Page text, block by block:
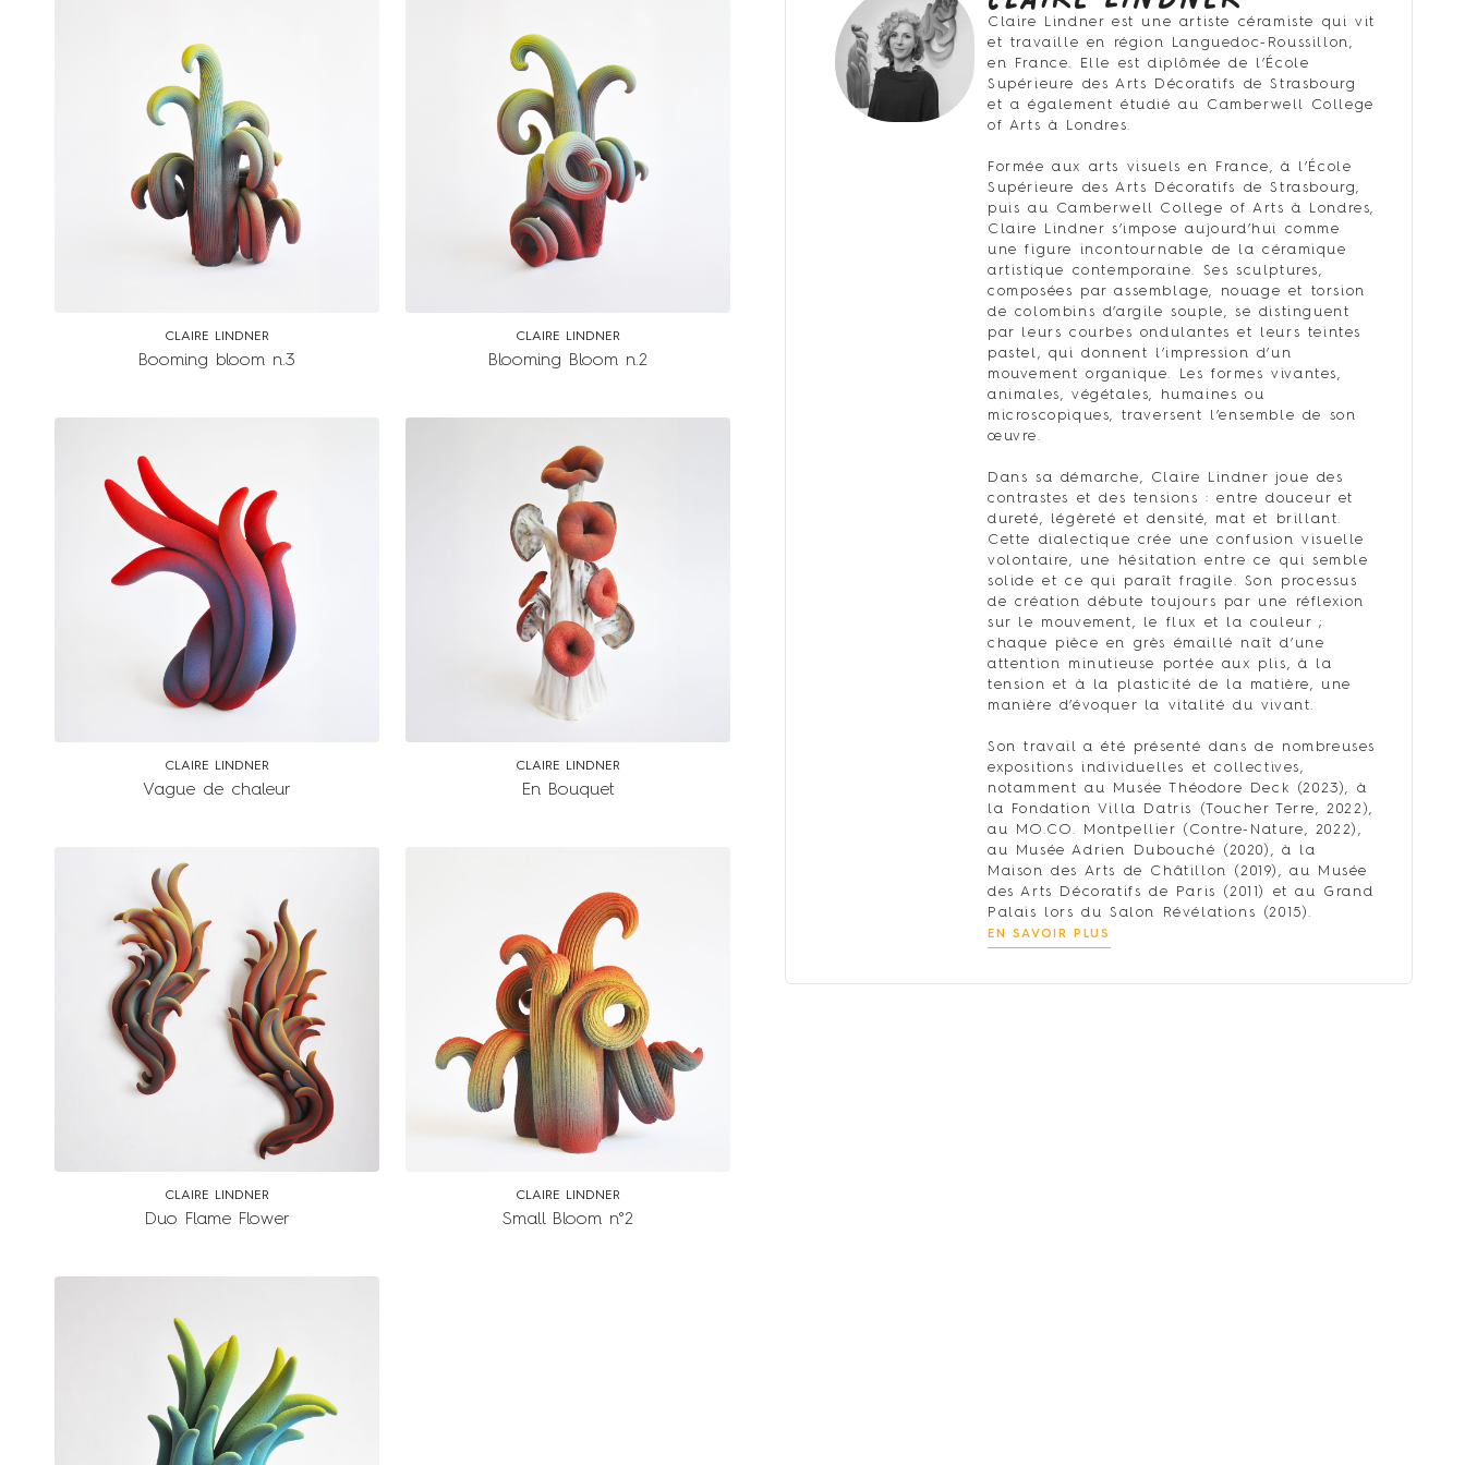
Claire Lindner est une artiste céramiste qui vit
et travaille en région Languedoc-Roussillon,
en France. Elle est diplômée de l’École
Supérieure des Arts Décoratifs de Strasbourg
et a également étudié au Camberwell College
of Arts à Londres.
Formée aux arts visuels en France, à l’École
Supérieure des Arts Décoratifs de Strasbourg,
puis au Camberwell College of Arts à Londres,
Claire Lindner s’impose aujourd’hui comme
une figure incontournable de la céramique
artistique contemporaine. Ses sculptures,
composées par assemblage, nouage et torsion
de colombins d’argile souple, se distinguent
par leurs courbes ondulantes et leurs teintes
pastel, qui donnent l’impression d’un
mouvement organique. Les formes vivantes,
animales, végétales, humaines ou
microscopiques, traversent l’ensemble de son
œuvre.
Dans sa démarche, Claire Lindner joue des
contrastes et des tensions : entre douceur et
dureté, légèreté et densité, mat et brillant.
Cette dialectique crée une confusion visuelle
volontaire, une hésitation entre ce qui semble
solide et ce qui paraît fragile. Son processus
de création débute toujours par une réflexion
sur le mouvement, le flux et la couleur ;
chaque pièce en grès émaillé naît d’une
attention minutieuse portée aux plis, à la
tension et à la plasticité de la matière, une
manière d’évoquer la vitalité du vivant.
Son travail a été présenté dans de nombreuses
expositions individuelles et collectives,
notamment au Musée Théodore Deck (2023), à
la Fondation Villa Datris (Toucher Terre, 2022),
au MO.CO. Montpellier (Contre-Nature, 2022),
au Musée Adrien Dubouché (2020), à la
Maison des Arts de Châtillon (2019), au Musée
des Arts Décoratifs de Paris (2011) et au Grand
Palais lors du Salon Révélations (2015).
EN SAVOIR PLUS
CLAIRE LINDNER
Booming bloom n.3
CLAIRE LINDNER
Blooming Bloom n.2
CLAIRE LINDNER
Vague de chaleur
CLAIRE LINDNER
En Bouquet
CLAIRE LINDNER
Duo Flame Flower
CLAIRE LINDNER
Small Bloom n°2